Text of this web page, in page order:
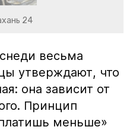
24
весьма
утверждают, что
она зависит от
Принцип
меньше»